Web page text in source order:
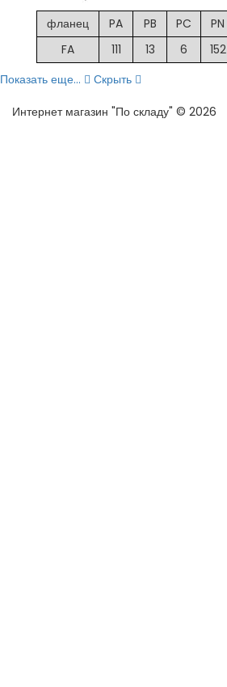
фланец PA PB PC PN
FA
111 13 6 152
Показать еще...
Скрыть
Интернет магазин "По складу" © 2026